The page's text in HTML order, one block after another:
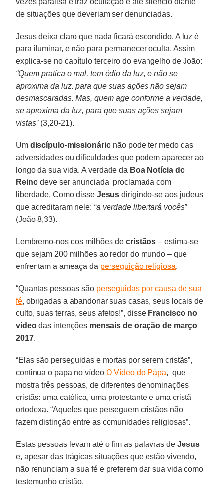
de situações que deveriam ser denunciadas.
Jesus deixa claro que nada ficará escondido. A luz é
para iluminar, e não para permanecer oculta. Assim
explica-se no capítulo terceiro do evangelho de João:
“Quem pratica o mal, tem ódio da luz, e não se
aproxima da luz, para que suas ações não sejam
desmascaradas. Mas, quem age conforme a verdade,
se aproxima da luz, para que suas ações sejam
vistas”(3,20-21).
Um discípulo-missionário não pode ter medo das
adversidades ou dificuldades que podem aparecer ao
longo da sua vida. A verdade da Boa Notícia do
Reino deve ser anunciada, proclamada com
liberdade. Como disseJesus dirigindo-se aos judeus
que acreditaram nele: “a verdade libertará vocês”
(João 8,33).
Lembremo-nos dos milhões decristãos – estima-se
que sejam 200 milhões ao redor do mundo – que
enfrentam a ameaça da perseguição religiosa.
“Quantas pessoas são perseguidas por causa de sua
fé, obrigadas a abandonar suas casas, seus locais de
culto, suas terras, seus afetos!”, disse Francisco no
vídeo das intenções mensais de oração de março
2017.
“Elas são perseguidas e mortas por serem cristãs”,
continua o papa no vídeoO Vídeo do Papa, que
mostra três pessoas, de diferentes denominações
cristãs: uma católica, uma protestante e uma cristã
ortodoxa. “Aqueles que perseguem cristãos não
fazem distinção entre as comunidades religiosas”.
Estas pessoas levam até o fim as palavras deJesus
e, apesar das trágicas situações que estão vivendo,
não renunciam a sua fé e preferem dar sua vida como
testemunho cristão.